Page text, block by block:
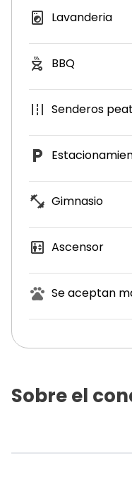
Lavanderia
BBQ
Senderos
Gimnasio
Ascensor
Se aceptan
Sobre el